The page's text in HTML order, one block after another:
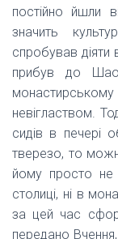
постійно йшли
значить
спробував діяти
прибув до
монастирському
невіглаством.
сидів в печері
тверезо, то
йому просто
столиці, ні в
за цей час
передано